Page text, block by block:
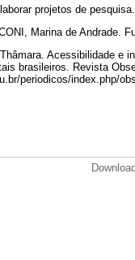
projetos de
Marina de
Acessibilidade e
brasileiros. Revista
periodicos/index.php/